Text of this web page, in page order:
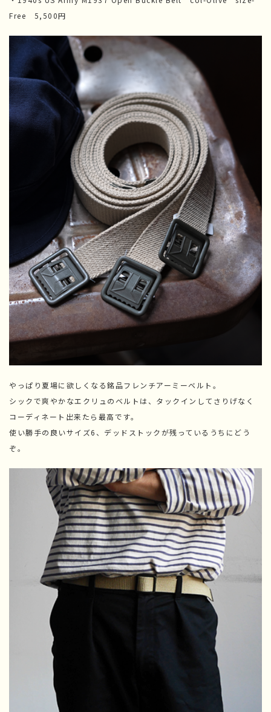
Free 5,500円
やっぱり夏場に欲しくなる銘品フレンチアーミーベルト。
シックで爽やかなエクリュのベルトは、タックインしてさりげなく
コーディネート出来たら最高です。
使い勝手の良いサイズ6、デッドストックが残っているうちにどう
ぞ。